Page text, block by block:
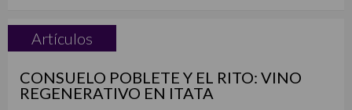
Artículos
CONSUELO POBLETE Y EL RITO: VINO
REGENERATIVO EN ITATA